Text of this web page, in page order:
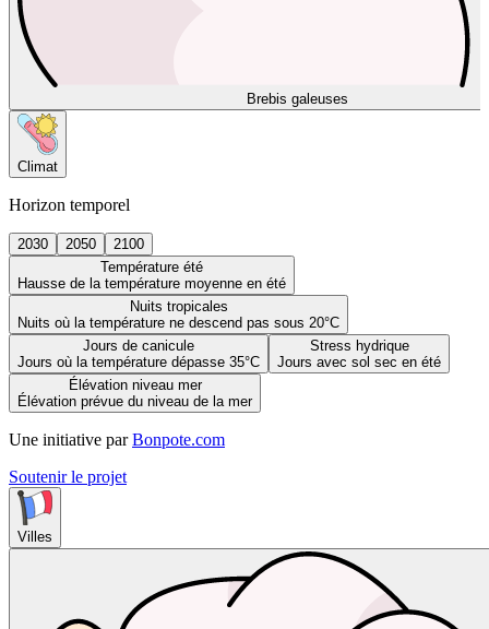
Brebis galeuses
Climat
Horizon temporel
2030 2050
2100
Température été
Hausse de la température moyenne en été
Nuits tropicales
Nuits où la température ne descend pas sous 20°C
Jours de canicule
Jours où la température dépasse 35°C
Stress hydrique
Jours avec sol sec en été
Élévation niveau mer
Élévation prévue du niveau de la mer
Une initiative par Bonpote.com
Soutenir le projet
Villes